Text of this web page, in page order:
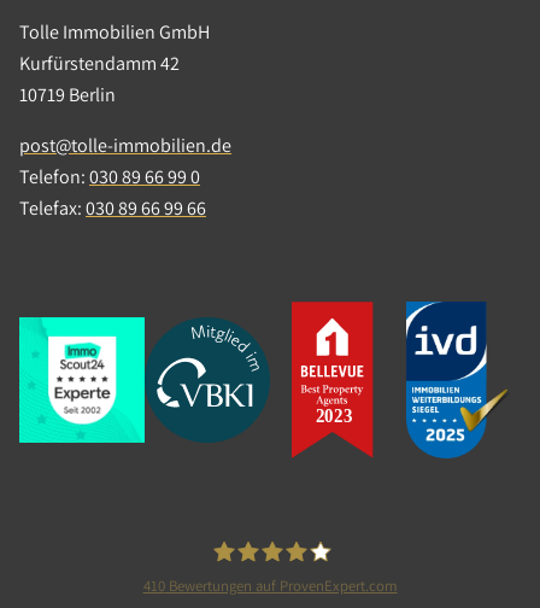
Tolle Immobilien GmbH
Kurfürstendamm 42
10719 Berlin
post@tolle-immobilien.de
Telefon:030 89 66 99 0
Telefax:030 89 66 99 66
410Bewertungen auf ProvenExpert.com